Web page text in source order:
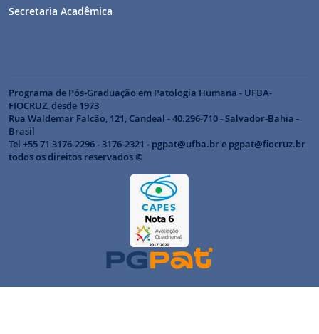
Secretaria Acadêmica
Programa de Pós-Graduação em Patologia Humana - UFBA-
FIOCRUZ, desde 1973
Rua Waldemar Falcão, 121, Candeal - 40.296-710 - Salvador-Bahia -
Brasil
Tel +55 71 3176-2296 - 3176-2321 - pgpat@ufba.br e pgpat@fiocruz.br
todos os direitos reservados ©